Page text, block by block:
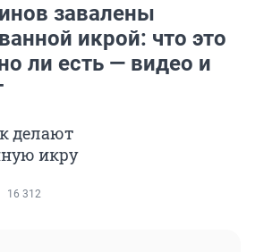
завалены
икрой: что это
ли есть — видео и
делают
икру
16 312